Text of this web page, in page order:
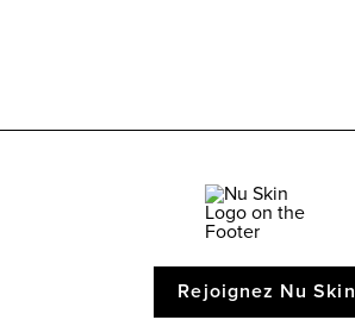
Rejoignez Nu Skin